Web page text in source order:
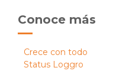
Conoce más
Crece con todo
Status Loggro